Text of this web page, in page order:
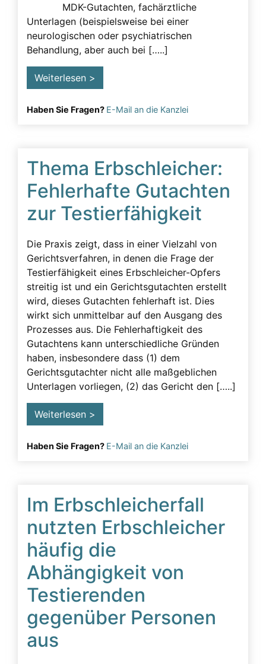
MDK-Gutachten, fachärztliche
Unterlagen (beispielsweise bei einer
neurologischen oder psychiatrischen
Behandlung, aber auch bei […..]
Weiterlesen >
Haben Sie Fragen? E-Mail an die Kanzlei
Thema Erbschleicher:
Fehlerhafte Gutachten
zur Testierfähigkeit
Die Praxis zeigt, dass in einer Vielzahl von
Gerichtsverfahren, in denen die Frage der
Testierfähigkeit eines Erbschleicher-Opfers
streitig ist und ein Gerichtsgutachten erstellt
wird, dieses Gutachten fehlerhaft ist. Dies
wirkt sich unmittelbar auf den Ausgang des
Prozesses aus. Die Fehlerhaftigkeit des
Gutachtens kann unterschiedliche Gründen
haben, insbesondere dass (1) dem
Gerichtsgutachter nicht alle maßgeblichen
Unterlagen vorliegen, (2) das Gericht den […..]
Weiterlesen >
Haben Sie Fragen? E-Mail an die Kanzlei
Im Erbschleicherfall
nutzten Erbschleicher
häufig die
Abhängigkeit von
Testierenden
gegenüber Personen
aus